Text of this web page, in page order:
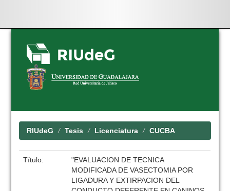
Skip
navigation
RIUdeG Tesis Licenciatura CUCBA
Título:
"EVALUACION DE TECNICA
MODIFICADA DE VASECTOMIA POR
LIGADURA Y EXTIRPACION DEL